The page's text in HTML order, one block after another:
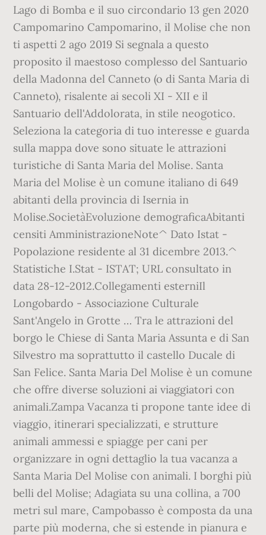
Lago di Bomba e il suo circondario 13 gen 2020
Campomarino Campomarino, il Molise che non
ti aspetti 2 ago 2019 Si segnala a questo
proposito il maestoso complesso del Santuario
della Madonna del Canneto (o di Santa Maria di
Canneto), risalente ai secoli XI - XII e il
Santuario dell'Addolorata, in stile neogotico.
Seleziona la categoria di tuo interesse e guarda
sulla mappa dove sono situate le attrazioni
turistiche di Santa Maria del Molise. Santa
Maria del Molise è un comune italiano di 649
abitanti della provincia di Isernia in
Molise.SocietàEvoluzione demograficaAbitanti
censiti AmministrazioneNote^ Dato Istat -
Popolazione residente al 31 dicembre 2013.^
Statistiche I.Stat - ISTAT; URL consultato in
data 28-12-2012.Collegamenti esterniIl
Longobardo - Associazione Culturale
Sant'Angelo in Grotte … Tra le attrazioni del
borgo le Chiese di Santa Maria Assunta e di San
Silvestro ma soprattutto il castello Ducale di
San Felice. Santa Maria Del Molise è un comune
che offre diverse soluzioni ai viaggiatori con
animali.Zampa Vacanza ti propone tante idee di
viaggio, itinerari specializzati, e strutture
animali ammessi e spiagge per cani per
organizzare in ogni dettaglio la tua vacanza a
Santa Maria Del Molise con animali. I borghi più
belli del Molise; Adagiata su una collina, a 700
metri sul mare, Campobasso è composta da una
parte più moderna, che si estende in pianura e